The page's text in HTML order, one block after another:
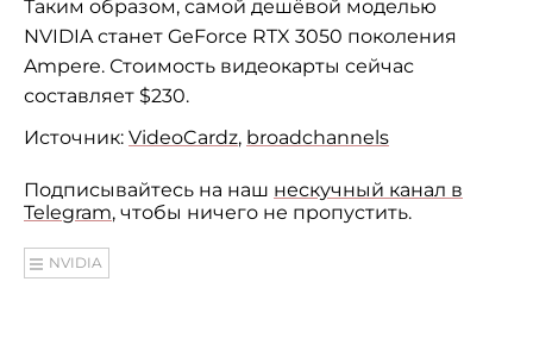
Таким образом, самой дешёвой моделью
NVIDIA станет GeForce RTX 3050 поколения
Ampere. Стоимость видеокарты сейчас
составляет $230.
Источник: VideoCardz, broadchannels
Подписывайтесь на наш нескучный канал в
Telegram, чтобы ничего не пропустить.
NVIDIA